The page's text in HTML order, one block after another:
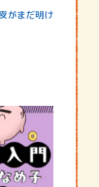
がまだ明け